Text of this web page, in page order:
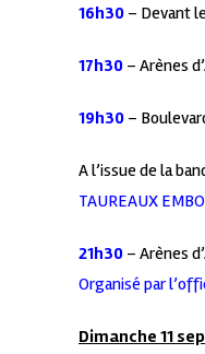
16h30 – Devant
17h30 – Arènes
19h30 –
A l’issue de la
TAUREAUX
21h30 – Arènes
Organisé par
Dimanche 11